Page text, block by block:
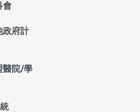
會
政府計
醫院/學